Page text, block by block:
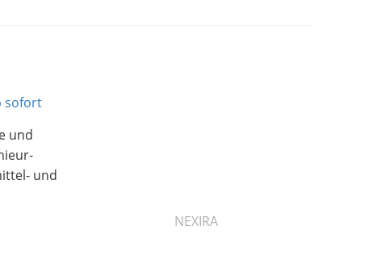
sofort
und
und
NEXIRA